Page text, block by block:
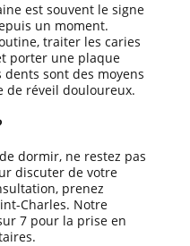
est souvent le signe
un moment.
traiter les caries
porter une plaque
sont des moyens
de réveil douloureux.
dormir, ne restez pas
discuter de votre
prenez
Charles. Notre
7 pour la prise en